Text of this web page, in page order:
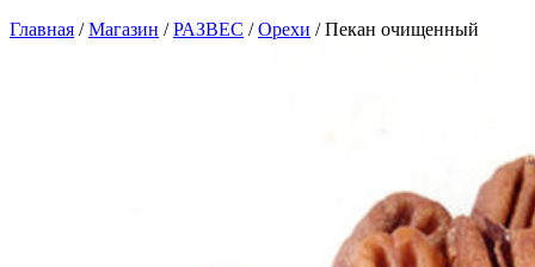
Главная /Магазин /РАЗВЕС /Орехи /Пекан очищенный